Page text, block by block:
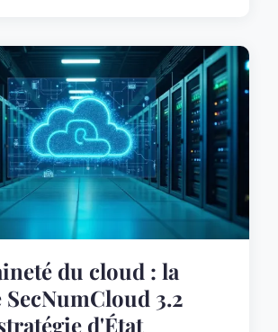
du cloud : la
SecNumCloud 3.2
d'État